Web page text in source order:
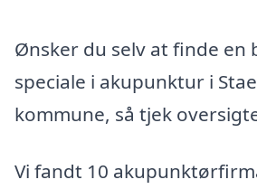
Ønsker du selv at finde en
speciale i akupunktur i
kommune, så tjek
Vi fandt 10